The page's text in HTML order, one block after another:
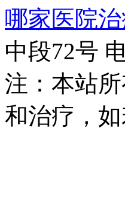
哪家医院
中段72号
注：本站
和治疗，